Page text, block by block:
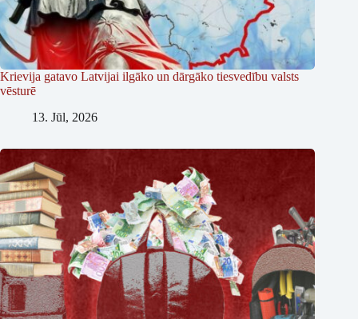
Krievija gatavo Latvijai ilgāko un dārgāko tiesvedību valsts
vēsturē
13. Jūl, 2026